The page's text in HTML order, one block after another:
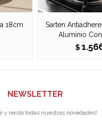
18cm
Sarten
Aluminio
$
NEWSLETTER
y recibí todas nuestras novedades!